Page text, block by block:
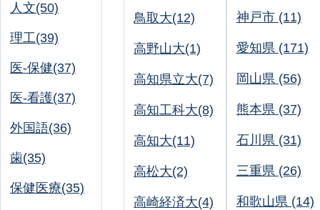
人文(50)
理工(39)
医-保健(37)
医-看護(37)
外国語(36)
歯(35)
保健医療(35)
鳥取大(12)
高野山大(1)
高知県立大(7)
高知工科大(8)
高知大(11)
高松大(2)
高崎経済大(4)
神戸市 (11)
愛知県 (171)
岡山県 (56)
熊本県 (37)
石川県 (31)
三重県 (26)
和歌山県 (14)